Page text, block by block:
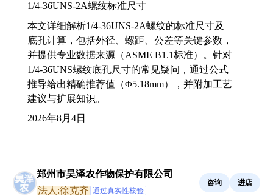
1/4-36UNS-2A螺纹标准尺寸
本文详细解析1/4-36UNS-2A螺纹的标准尺寸及
底孔计算，包括外径、螺距、公差等关键参数，
并提供专业数据来源（ASME B1.1标准）。针对
1/4-36UNS螺纹底孔尺寸的常见疑问，通过公式
推导给出精确推荐值（Φ5.18mm），并附加工艺
建议与扩展知识。
2026年8月4日
郑州市昊泽农作物保护有限公司
法人:徐克齐 通过真实性核验
咨询 进店